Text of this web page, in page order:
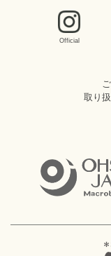
Official
取り